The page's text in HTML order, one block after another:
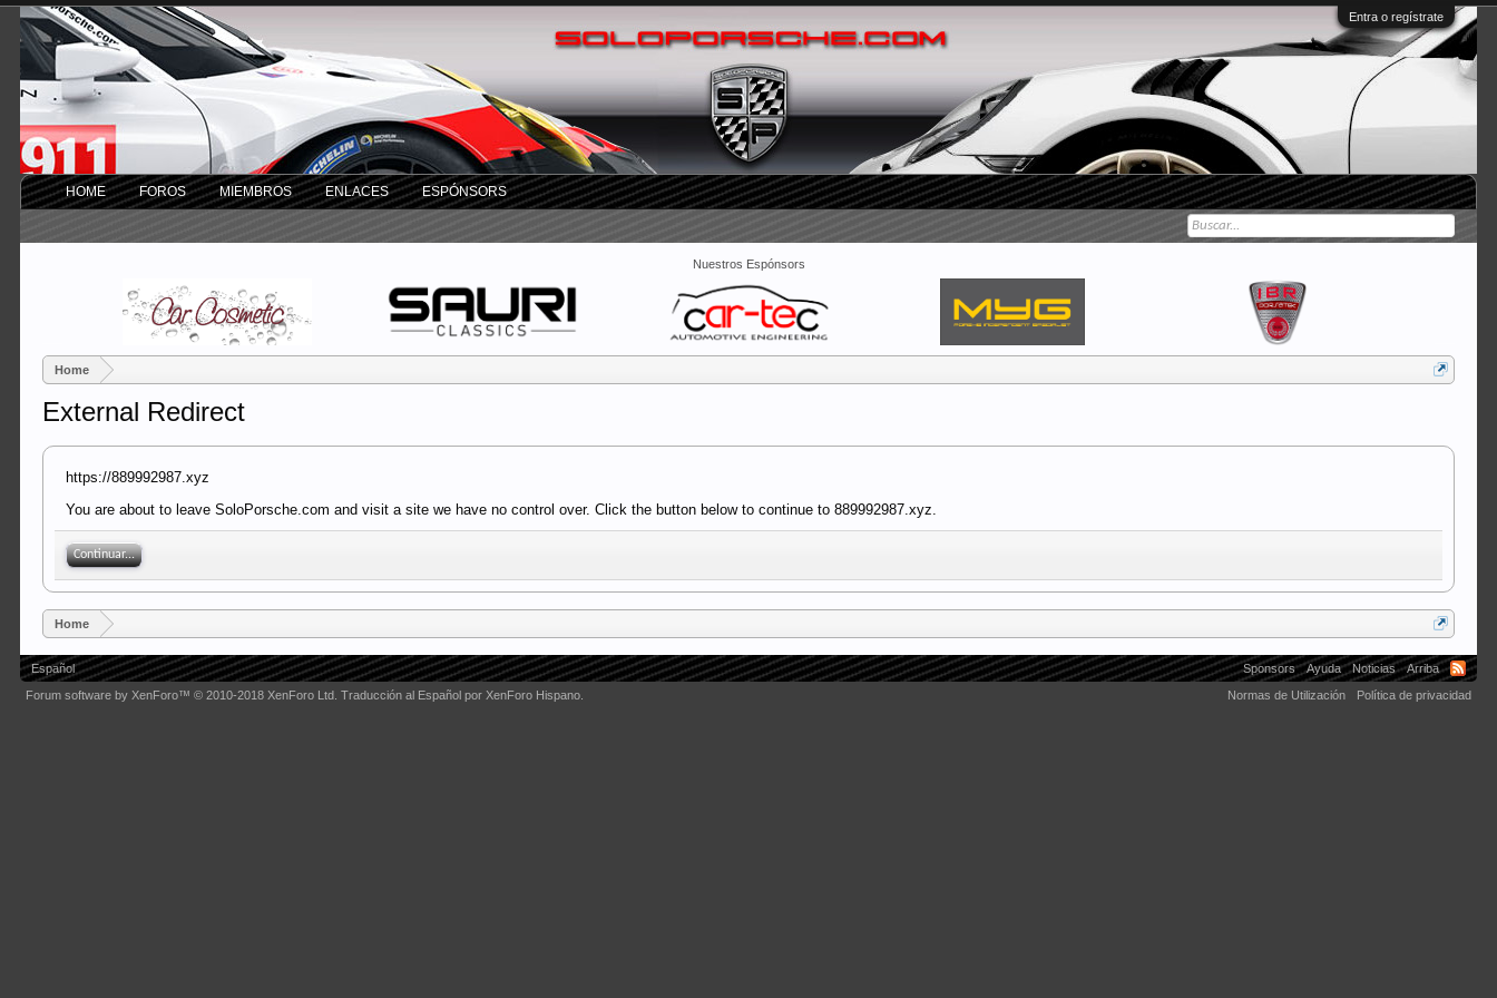
Entra o regístrate
Nuestros Espónsors
Home
External Redirect
https://889992987.xyz
You are about to leave SoloPorsche.com and visit a site we have no control over. Click the button below to continue to 889992987.xyz.
Continuar...
Home
HOME FOROS MIEMBROS ENLACES ESPÓNSORS
Español Sponsors Ayuda Noticias
Arriba
Normas de Utilización
Política de privacidad
Forum software by XenForo™© 2010-2018 XenForo Ltd. Traducción al Español por XenForo Hispano.